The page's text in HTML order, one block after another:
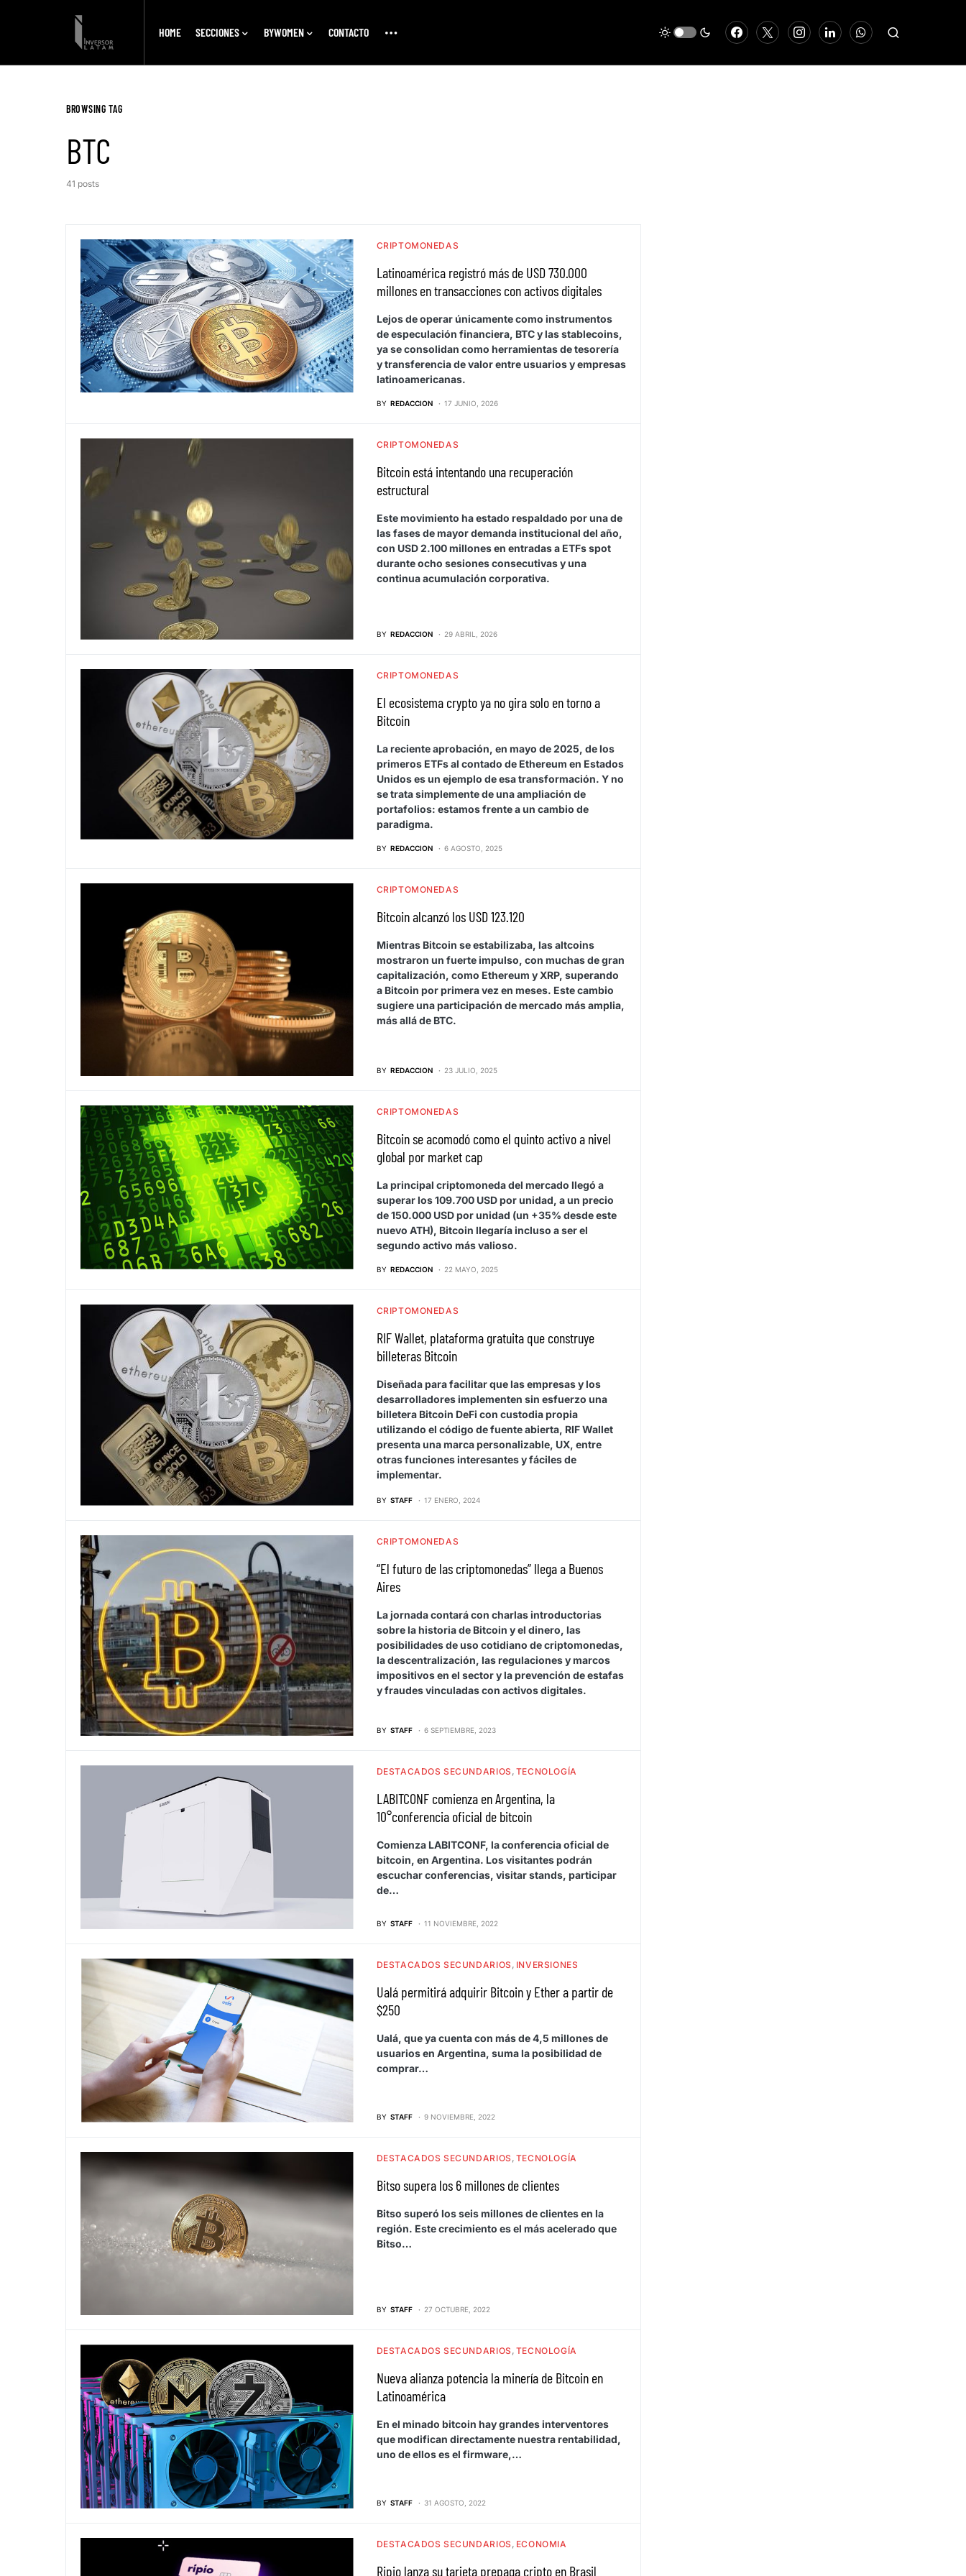
HOME SECCIONES BYWOMEN CONTACTO
BROWSING TAG
BTC
41 posts
CRIPTOMONEDAS
Latinoamérica registró más de USD 730.000
millones en transacciones con activos digitales
Lejos de operar únicamente como instrumentos
de especulación financiera, BTC y las stablecoins,
ya se consolidan como herramientas de tesorería
y transferencia de valor entre usuarios y empresas
latinoamericanas.
BY REDACCION 17 JUNIO, 2026
CRIPTOMONEDAS
Bitcoin está intentando una recuperación
estructural
Este movimiento ha estado respaldado por una de
las fases de mayor demanda institucional del año,
con USD 2.100 millones en entradas a ETFs spot
durante ocho sesiones consecutivas y una
continua acumulación corporativa.
BY REDACCION 29 ABRIL, 2026
CRIPTOMONEDAS
El ecosistema crypto ya no gira solo en torno a
Bitcoin
La reciente aprobación, en mayo de 2025, de los
primeros ETFs al contado de Ethereum en Estados
Unidos es un ejemplo de esa transformación. Y no
se trata simplemente de una ampliación de
portafolios: estamos frente a un cambio de
paradigma.
BY REDACCION 6 AGOSTO, 2025
CRIPTOMONEDAS
Bitcoin alcanzó los USD 123.120
Mientras Bitcoin se estabilizaba, las altcoins
mostraron un fuerte impulso, con muchas de gran
capitalización, como Ethereum y XRP, superando
a Bitcoin por primera vez en meses. Este cambio
sugiere una participación de mercado más amplia,
más allá de BTC.
BY REDACCION 23 JULIO, 2025
CRIPTOMONEDAS
Bitcoin se acomodó como el quinto activo a nivel
global por market cap
La principal criptomoneda del mercado llegó a
superar los 109.700 USD por unidad, a un precio
de 150.000 USD por unidad (un +35% desde este
nuevo ATH), Bitcoin llegaría incluso a ser el
segundo activo más valioso.
BY REDACCION 22 MAYO, 2025
CRIPTOMONEDAS
RIF Wallet, plataforma gratuita que construye
billeteras Bitcoin
Diseñada para facilitar que las empresas y los
desarrolladores implementen sin esfuerzo una
billetera Bitcoin DeFi con custodia propia
utilizando el código de fuente abierta, RIF Wallet
presenta una marca personalizable, UX, entre
otras funciones interesantes y fáciles de
implementar.
BY STAFF 17 ENERO, 2024
CRIPTOMONEDAS
“El futuro de las criptomonedas” llega a Buenos
Aires
La jornada contará con charlas introductorias
sobre la historia de Bitcoin y el dinero, las
posibilidades de uso cotidiano de criptomonedas,
la descentralización, las regulaciones y marcos
impositivos en el sector y la prevención de estafas
y fraudes vinculadas con activos digitales.
BY STAFF 6 SEPTIEMBRE, 2023
DESTACADOS SECUNDARIOS TECNOLOGÍA
LABITCONF comienza en Argentina, la
10°conferencia oficial de bitcoin
Comienza LABITCONF, la conferencia oficial de
bitcoin, en Argentina. Los visitantes podrán
escuchar conferencias, visitar stands, participar
de…
BY STAFF 11 NOVIEMBRE, 2022
DESTACADOS SECUNDARIOS INVERSIONES
Ualá permitirá adquirir Bitcoin y Ether a partir de
$250
Ualá, que ya cuenta con más de 4,5 millones de
usuarios en Argentina, suma la posibilidad de
comprar…
BY STAFF 9 NOVIEMBRE, 2022
DESTACADOS SECUNDARIOS TECNOLOGÍA
Bitso supera los 6 millones de clientes
Bitso superó los seis millones de clientes en la
región. Este crecimiento es el más acelerado que
Bitso…
BY STAFF 27 OCTUBRE, 2022
DESTACADOS SECUNDARIOS TECNOLOGÍA
Nueva alianza potencia la minería de Bitcoin en
Latinoamérica
En el minado bitcoin hay grandes interventores
que modifican directamente nuestra rentabilidad,
uno de ellos es el firmware,…
BY STAFF 31 AGOSTO, 2022
DESTACADOS SECUNDARIOS ECONOMIA
Ripio lanza su tarjeta prepaga cripto en Brasil